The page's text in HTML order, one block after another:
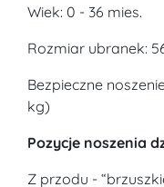
Wiek: 0 - 36 mies.
Rozmiar ubranek:
Bezpieczne
kg)
Pozycje noszenia
Z przodu -